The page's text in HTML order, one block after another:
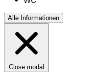
Alle Informationen
Close modal